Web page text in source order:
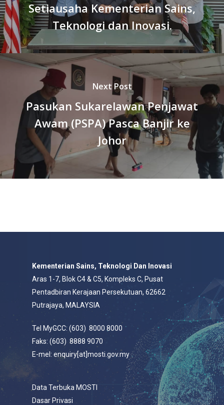
Setiausaha Kementerian Sains,
Teknologi dan Inovasi.
Next Post
Pasukan Sukarelawan Penjawat
Awam (PSPA) Pasca Banjir ke
Johor
Kementerian Sains, Teknologi Dan Inovasi
Aras 1-7, Blok C4 & C5, Kompleks C, Pusat
Pentadbiran Kerajaan Persekutuan, 62662
Putrajaya, MALAYSIA
Tel MyGCC: (603) 8000 8000
Faks: (603) 8888 9070
E-mel: enquiry[at]mosti.gov.my
Data Terbuka MOSTI
Dasar Privasi